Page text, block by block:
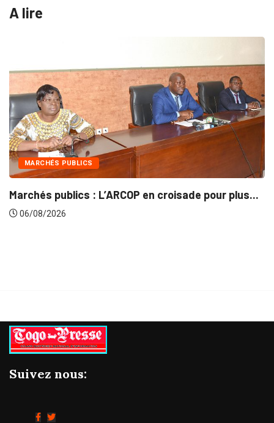
A lire
PUBLICS
publics : L’ARCOP en croisade pour plus...
2026
Suivez nous: